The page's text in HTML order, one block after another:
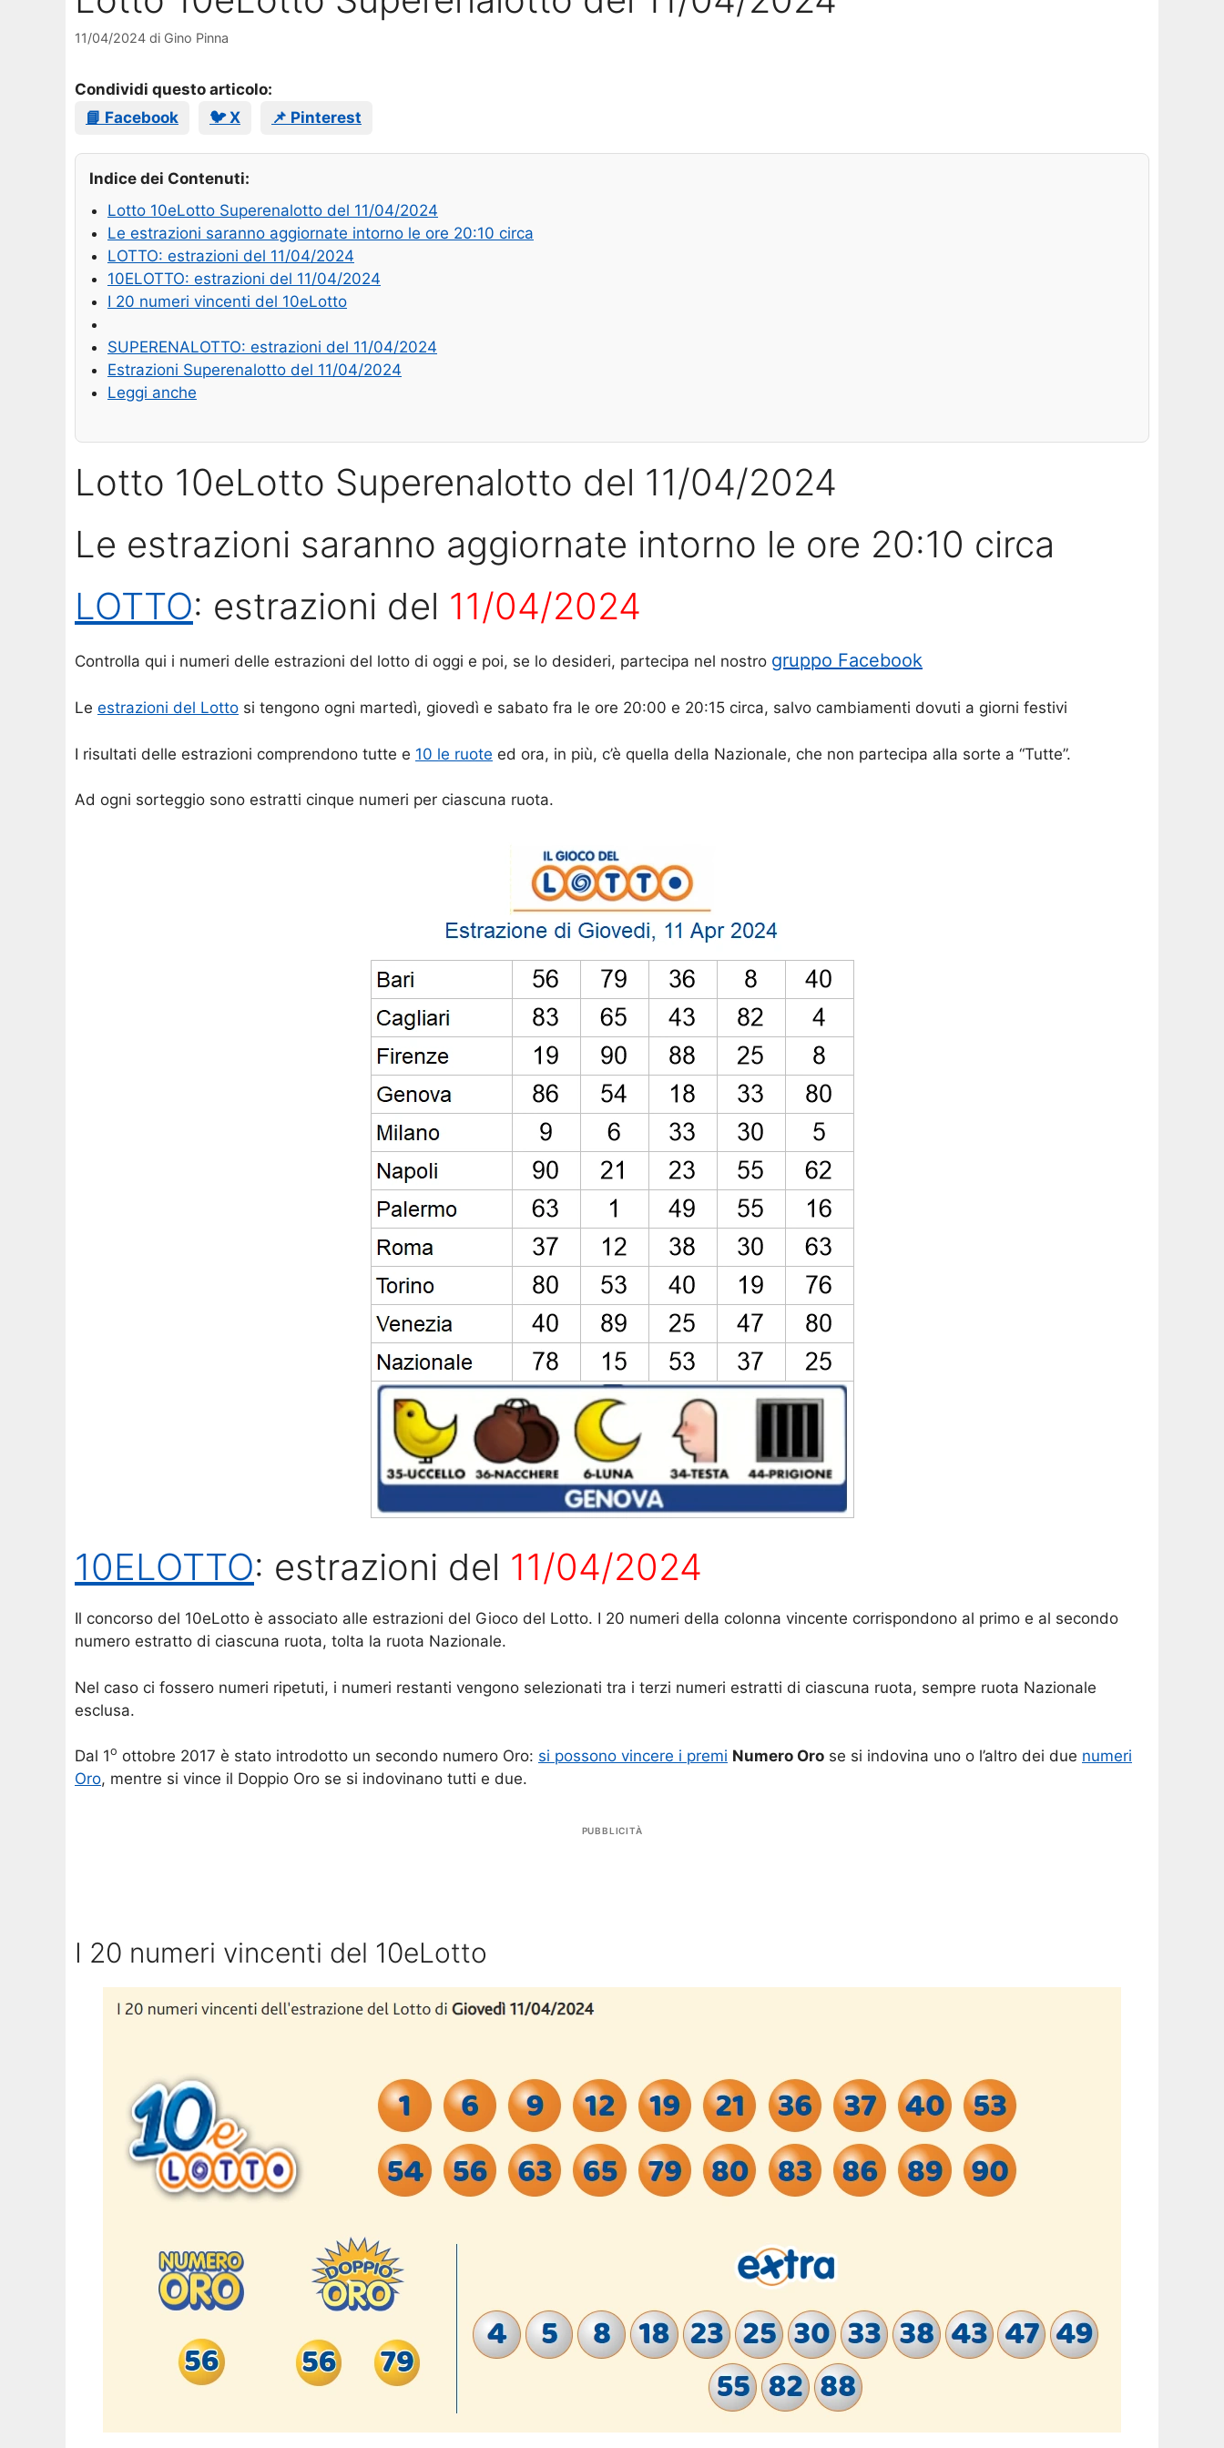
11/04/2024 di Gino Pinna
Condividi questo articolo:
📘 Facebook
🐦 X 📌 Pinterest
Indice dei Contenuti:
Lotto 10eLotto Superenalotto del 11/04/2024
Le estrazioni saranno aggiornate intorno le ore 20:10 circa
LOTTO: estrazioni del 11/04/2024
10ELOTTO: estrazioni del 11/04/2024
I 20 numeri vincenti del 10eLotto
SUPERENALOTTO: estrazioni del 11/04/2024
Estrazioni Superenalotto del 11/04/2024
Leggi anche
Lotto 10eLotto Superenalotto del 11/04/2024
Le estrazioni saranno aggiornate intorno le ore 20:10 circa
LOTTO: estrazioni del 11/04/2024
Controlla qui i numeri delle estrazioni del lotto di oggi e poi, se lo desideri, partecipa nel nostro gruppo Facebook
Le estrazioni del Lotto si tengono ogni martedì, giovedì e sabato fra le ore 20:00 e 20:15 circa, salvo cambiamenti dovuti a giorni festivi
I risultati delle estrazioni comprendono tutte e 10 le ruote ed ora, in più, c’è quella della Nazionale, che non partecipa alla sorte a “Tutte”.
Ad ogni sorteggio sono estratti cinque numeri per ciascuna ruota.
10ELOTTO: estrazioni del 11/04/2024
Il concorso del 10eLotto è associato alle estrazioni del Gioco del Lotto. I 20 numeri della colonna vincente corrispondono al primo e al secondo
numero estratto di ciascuna ruota, tolta la ruota Nazionale.
Nel caso ci fossero numeri ripetuti, i numeri restanti vengono selezionati tra i terzi numeri estratti di ciascuna ruota, sempre ruota Nazionale
esclusa.
Dal 1o ottobre 2017 è stato introdotto un secondo numero Oro: si possono vincere i premi Numero Oro se si indovina uno o l’altro dei due numeri
Oro, mentre si vince il Doppio Oro se si indovinano tutti e due.
PUBBLICITÀ
I 20 numeri vincenti del 10eLotto